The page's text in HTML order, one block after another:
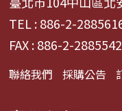
TEL : 886-2-
FAX : 886-2-
聯絡我們 採購公告